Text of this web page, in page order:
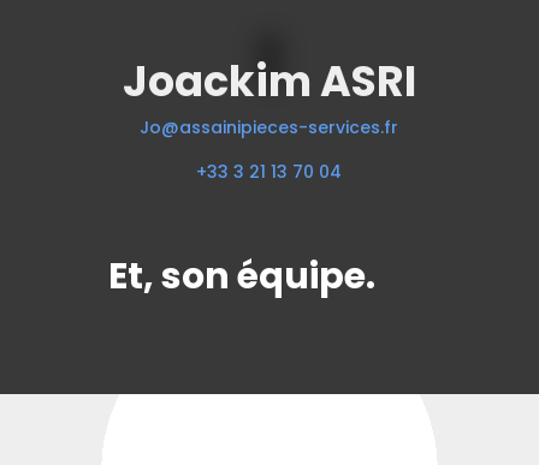
Joackim ASRI
Jo@assainipieces-services.fr
+33 3 21 13 70 04
Et, son équipe.